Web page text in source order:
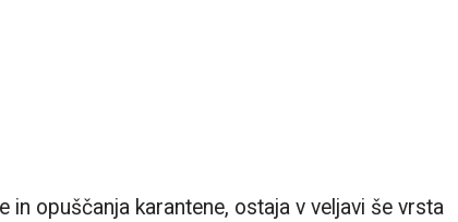
opuščanja karantene, ostaja v veljavi še vrsta